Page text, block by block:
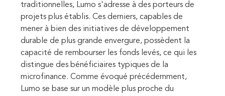
traditionnelles, Lumo s'adresse à des porteurs de
projets plus établis. Ces derniers, capables de
mener à bien des initiatives de développement
durable de plus grande envergure, possèdent la
capacité de rembourser les fonds levés, ce qui les
distingue des bénéficiaires typiques de la
microfinance. Comme évoqué précédemment,
Lumo se base sur un modèle plus proche du